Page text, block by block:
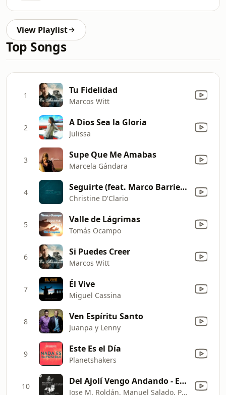
View Playlist
Top Songs
1 Tu Fidelidad
Marcos Witt
2 A Dios Sea la Gloria
Julissa
3 Supe Que Me Amabas
Marcela Gándara
4 Seguirte (feat. Marco Barrientos) [Sencillo]
Christine D'Clario
5 Valle de Lágrimas
Tomás Ocampo
6 Si Puedes Creer
Marcos Witt
7 Él Vive
Miguel Cassina
8 Ven Espíritu Santo
Juanpa y Lenny
9 Este Es el Día
Planetshakers
10 Del Ajolí Vengo Andando - Esa Niña Que Va Andando - Chaparrones de Mayo - Por la Mañana
Jose M. Roldán, Manuel Salado, Pedro Menchén & Jesús Moreno